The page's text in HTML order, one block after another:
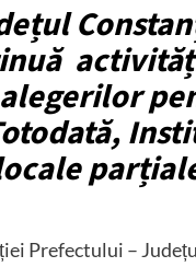
Prefectului –